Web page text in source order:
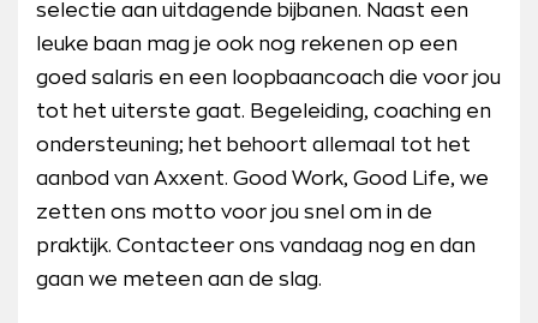
selectie aan uitdagende bijbanen. Naast een
leuke baan mag je ook nog rekenen op een
goed salaris en een loopbaancoach die voor jou
tot het uiterste gaat. Begeleiding, coaching en
ondersteuning; het behoort allemaal tot het
aanbod van Axxent. Good Work, Good Life, we
zetten ons motto voor jou snel om in de
praktijk. Contacteer ons vandaag nog en dan
gaan we meteen aan de slag.